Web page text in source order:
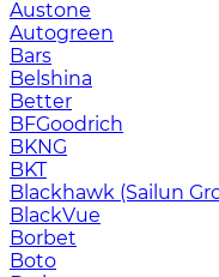
Austone
Autogreen
Bars
Belshina
Better
BFGoodrich
BKNG
BKT
Blackhawk (Sailun
BlackVue
Borbet
Boto